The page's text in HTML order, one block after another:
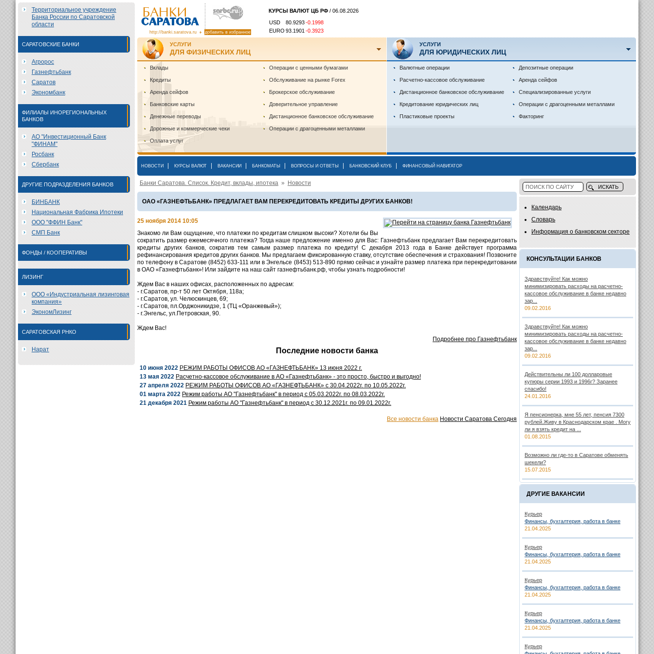
Территориальное учреждение
Банка России по Саратовской
области
САРАТОВСКИЕ БАНКИ
Агророс
Газнефтьбанк
Саратов
Экономбанк
ФИЛИАЛЫ ИНОРЕГИОНАЛЬНЫХ
БАНКОВ
АО "Инвестиционный Банк
"ФИНАМ"
Росбанк
Сбербанк
ДРУГИЕ ПОДРАЗДЕЛЕНИЯ БАНКОВ
БИНБАНК
Национальная Фабрика Ипотеки
ООО "ФФИН Банк"
СМП Банк
ФОНДЫ / КООПЕРАТИВЫ
ЛИЗИНГ
ООО «Индустриальная лизинговая
компания»
ЭкономЛизинг
САРАТОВСКАЯ РНКО
Нарат
http://banki.saratova.ru добавить в избранное
КУРСЫ ВАЛЮТ ЦБ РФ / 06.08.2026
USD
80.9293-0.1998
EURO 93.1901 -0.3923
УСЛУГИ
ДЛЯ ФИЗИЧЕСКИХ ЛИЦ
УСЛУГИ
ДЛЯ ЮРИДИЧЕСКИХ ЛИЦ
Вклады
Кредиты
Аренда сейфов
Банковские карты
Денежные переводы
Дорожные и коммерческие чеки
Оплата услуг
Операции с ценными бумагами
Обслуживание на рынке Forex
Брокерское обслуживание
Доверительное управление
Дистанционное банковское обслуживание
Операции с драгоценными металлами
Валютные операции
Расчетно-кассовое обслуживание
Дистанционное банковское обслуживание
Кредитование юридических лиц
Пластиковые проекты
Депозитные операции
Аренда сейфов
Специализированные услуги
Операции с драгоценными металлами
Факторинг
НОВОСТИ КУРСЫ ВАЛЮТ ВАКАНСИИ БАНКОМАТЫ ВОПРОСЫ И ОТВЕТЫ БАНКОВСКИЙ КЛУБ ФИНАНСОВЫЙ НАВИГАТОР
Банки Саратова. Список. Кредит, вклады, ипотека » Новости
ОАО «ГАЗНЕФТЬБАНК» ПРЕДЛАГАЕТ ВАМ ПЕРЕКРЕДИТОВАТЬ КРЕДИТЫ ДРУГИХ БАНКОВ!
25 ноября 2014 10:05
Знакомо ли Вам ощущение, что платежи по кредитам слишком высоки? Хотели бы Вы
сократить размер ежемесячного платежа? Тогда наше предложение именно для Вас: Газнефтьбанк предлагает Вам перекредитовать
кредиты других банков, сократив тем самым размер платежа по кредиту! С декабря 2013 года в Банке действует программа
рефинансирования кредитов других банков. Мы предлагаем фиксированную ставку, отсутствие обеспечения и страхования! Позвоните
по телефону в Саратове (8452) 633-111 или в Энгельсе (8453) 513-890 прямо сейчас и узнайте размер платежа при перекредитовании
в ОАО «Газнефтьбанк»! Или зайдите на наш сайт газнефтьбанк.рф, чтобы узнать подробности!
Ждем Вас в наших офисах, расположенных по адресам:
- г.Саратов, пр-т 50 лет Октября, 118а;
- г.Саратов, ул. Челюскинцев, 69;
- г.Саратов, пл.Орджоникидзе, 1 (ТЦ «Оранжевый»);
- г.Энгельс, ул.Петровская, 90.
Ждем Вас!
Подробнее про Газнефтьбанк
Последние новости банка
10 июня 2022 РЕЖИМ РАБОТЫ ОФИСОВ АО «ГАЗНЕФТЬБАНК» 13 июня 2022 г.
13 мая 2022 Расчетно-кассовое обслуживание в АО «Газнефтьбанк» - это просто, быстро и выгодно!
27 апреля 2022 РЕЖИМ РАБОТЫ ОФИСОВ АО «ГАЗНЕФТЬБАНК» с 30.04.2022г. по 10.05.2022г.
01 марта 2022 Режим работы АО "Газнефтьбанк" в период с 05.03.2022г. по 08.03.2022г.
21 декабря 2021 Режим работы АО "Газнефтьбанк" в период с 30.12.2021г. по 09.01.2022г.
Все новости банка Новости Саратова Сегодня
Календарь
Словарь
Информация о банковском секторе
КОНСУЛЬТАЦИИ БАНКОВ
Здравствуйте! Как можно
минимизировать расходы на расчетно-
кассовое обслуживание в банке недавно
зар...
09.02.2016
Здравствуйте! Как можно
минимизировать расходы на расчетно-
кассовое обслуживание в банке недавно
зар...
09.02.2016
Действительны ли 100 долларовые
купюры серии 1993 и 1996г? Заранее
спасибо!
24.01.2016
Я пенсионерка, мне 55 лет, пенсия 7300
рублей.Живу в Краснодарском крае . Могу
ли я взять кредит на ...
01.08.2015
Возможно ли где-то в Саратове обменять
шекели?
15.07.2015
ДРУГИЕ ВАКАНСИИ
Курьер
Финансы, бухгалтерия, работа в банке
21.04.2025
Курьер
Финансы, бухгалтерия, работа в банке
21.04.2025
Курьер
Финансы, бухгалтерия, работа в банке
21.04.2025
Курьер
Финансы, бухгалтерия, работа в банке
21.04.2025
Курьер